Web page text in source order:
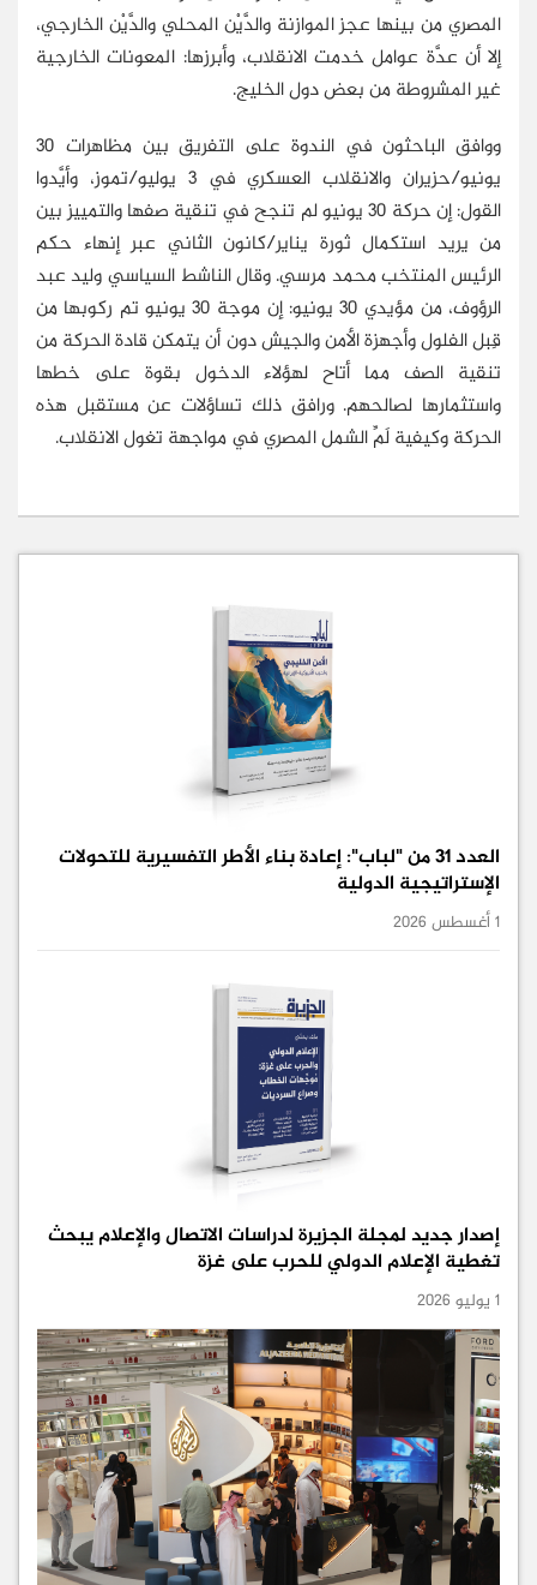
المصري من بينها عجز الموازنة والدَّيْن المحلي والدَّيْن الخارجي،
إلا أن عدَّة عوامل خدمت الانقلاب، وأبرزها: المعونات الخارجية
غير المشروطة من بعض دول الخليج.
ووافق الباحثون في الندوة على التفريق بين مظاهرات 30
يونيو/حزيران والانقلاب العسكري في 3 يوليو/تموز، وأيَّدوا
القول: إن حركة 30 يونيو لم تنجح في تنقية صفها والتمييز بين
من يريد استكمال ثورة يناير/كانون الثاني عبر إنهاء حكم
الرئيس المنتخب محمد مرسي. وقال الناشط السياسي وليد عبد
الرؤوف، من مؤيدي 30 يونيو: إن موجة 30 يونيو تم ركوبها من
قِبل الفلول وأجهزة الأمن والجيش دون أن يتمكن قادة الحركة من
تنقية الصف مما أتاح لهؤلاء الدخول بقوة على خطها
واستثمارها لصالحهم. ورافق ذلك تساؤلات عن مستقبل هذه
الحركة وكيفية لَمِّ الشمل المصري في مواجهة تغول الانقلاب.
العدد 31 من "لباب": إعادة بناء الأطر التفسيرية للتحولات
الإستراتيجية الدولية
1 أغسطس 2026
إصدار جديد لمجلة الجزيرة لدراسات الاتصال والإعلام يبحث
تغطية الإعلام الدولي للحرب على غزة
1 يوليو 2026